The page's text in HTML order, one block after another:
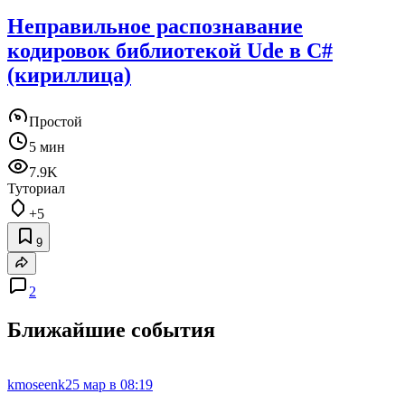
Неправильное распознавание
кодировок библиотекой Ude в C#
(кириллица)
Простой
5 мин
7.9K
Туториал
+5
9
2
Ближайшие события
kmoseenk25 мар в 08:19